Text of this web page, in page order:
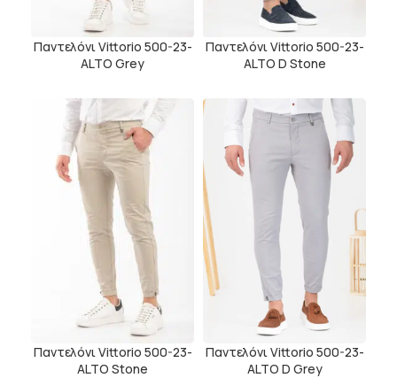
Παντελόνι Vittorio 500-23-
ALTO Grey
Παντελόνι Vittorio 500-23-
ALTO D Stone
Παντελόνι Vittorio 500-23-
ALTO Stone
Παντελόνι Vittorio 500-23-
ALTO D Grey